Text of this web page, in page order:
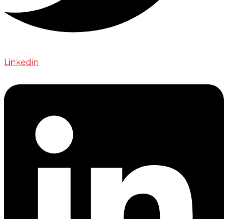
Linkedin